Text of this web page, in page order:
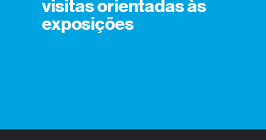
visitas orientadas às
exposições